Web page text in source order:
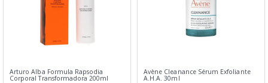
Arturo Alba Formula Rapsodia
Corporal Transformadora 200ml
Avène Cleanance Sérum Exfoliante
A.H.A. 30ml